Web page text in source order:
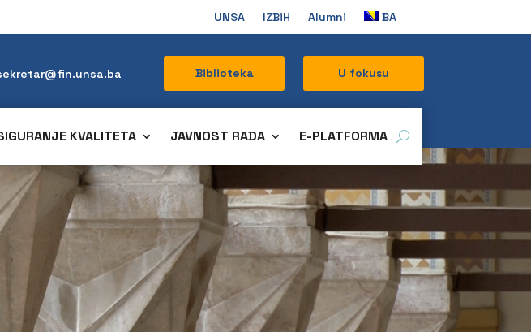
UNSA IZBiH Alumni BA
Biblioteka U fokusu
KVALITETA JAVNOST RADA E-PLATFORMA